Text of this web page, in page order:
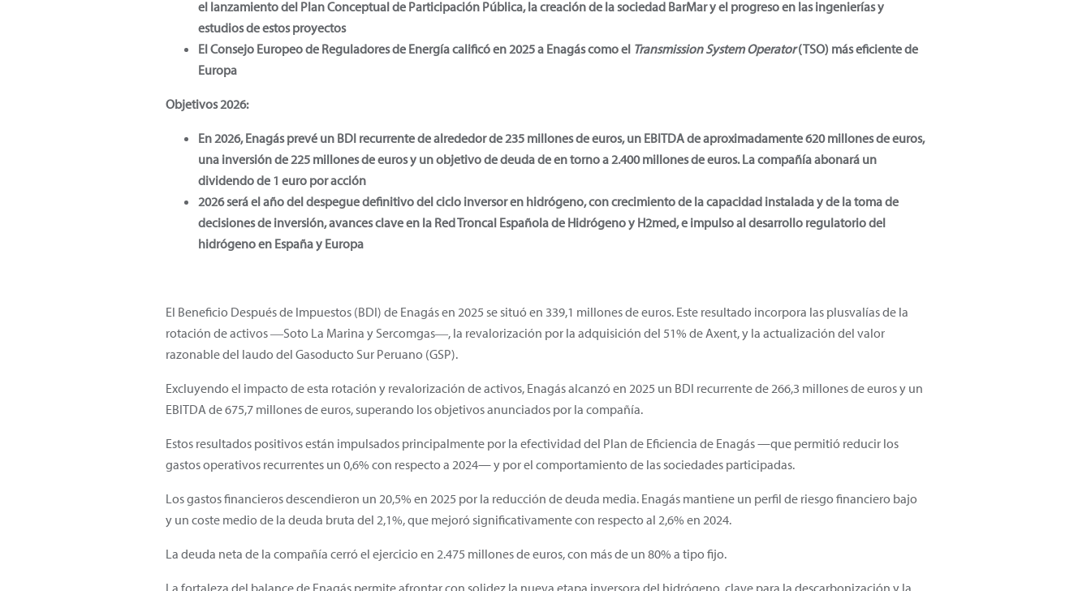
el lanzamiento del Plan Conceptual de Participación Pública, la creación de la sociedad BarMar y el progreso en las ingenierías y
estudios de estos proyectos
El Consejo Europeo de Reguladores de Energía calificó en 2025 a Enagás como el Transmission System Operator(TSO) más eficiente de
Europa
Objetivos 2026:
En 2026, Enagás prevé un BDI recurrente de alrededor de 235 millones de euros, un EBITDA de aproximadamente 620 millones de euros,
una inversión de 225 millones de euros y un objetivo de deuda de en torno a 2.400 millones de euros. La compañía abonará un
dividendo de 1 euro por acción
2026 será el año del despegue definitivo del ciclo inversor en hidrógeno, con crecimiento de la capacidad instalada y de la toma de
decisiones de inversión, avances clave en la Red Troncal Española de Hidrógeno y H2med, e impulso al desarrollo regulatorio del
hidrógeno en España y Europa
El Beneficio Después de Impuestos (BDI) de Enagás en 2025 se situó en 339,1 millones de euros. Este resultado incorpora las plusvalías de la
rotación de activos ―Soto La Marina y Sercomgas―, la revalorización por la adquisición del 51% de Axent, y la actualización del valor
razonable del laudo del Gasoducto Sur Peruano (GSP).
Excluyendo el impacto de esta rotación y revalorización de activos, Enagás alcanzó en 2025 un BDI recurrente de 266,3 millones de euros y un
EBITDA de 675,7 millones de euros, superando los objetivos anunciados por la compañía.
Estos resultados positivos están impulsados principalmente por la efectividad del Plan de Eficiencia de Enagás —que permitió reducir los
gastos operativos recurrentes un 0,6% con respecto a 2024— y por el comportamiento de las sociedades participadas.
Los gastos financieros descendieron un 20,5% en 2025 por la reducción de deuda media. Enagás mantiene un perfil de riesgo financiero bajo
y un coste medio de la deuda bruta del 2,1%, que mejoró significativamente con respecto al 2,6% en 2024.
La deuda neta de la compañía cerró el ejercicio en 2.475 millones de euros, con más de un 80% a tipo fijo.
La fortaleza del balance de Enagás permite afrontar con solidez la nueva etapa inversora del hidrógeno, clave para la descarbonización y la